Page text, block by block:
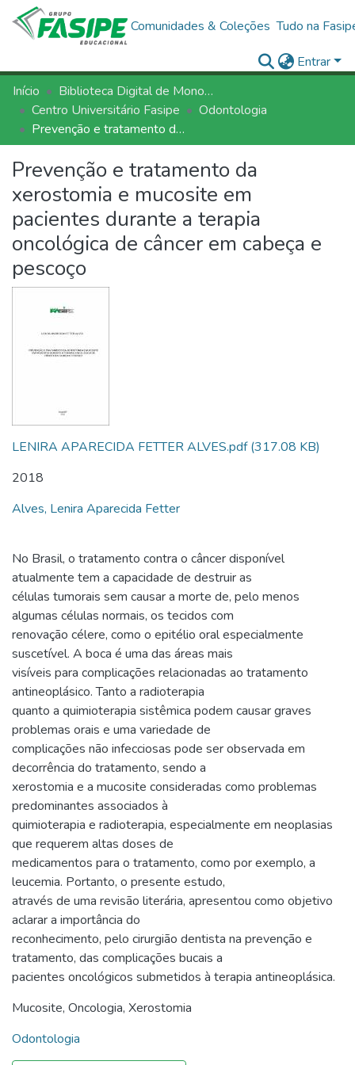
Comunidades & Coleções Tudo na
Entrar
Início
Biblioteca Digital de Monografias - BDM/FASIPE
Centro Universitário Fasipe
Odontologia
Prevenção e tratamento da xerostomia e mucosite em pacientes durante a terapia oncológica de câncer em cabeça e pescoço
Prevenção e tratamento da
xerostomia e mucosite em
pacientes durante a terapia
oncológica de câncer em cabeça e
pescoço
LENIRA APARECIDA FETTER ALVES.pdf(317.08 KB)
2018
Alves, Lenira Aparecida Fetter
No Brasil, o tratamento contra o câncer disponível
atualmente tem a capacidade de destruir as
células tumorais sem causar a morte de, pelo menos
algumas células normais, os tecidos com
renovação célere, como o epitélio oral especialmente
suscetível. A boca é uma das áreas mais
visíveis para complicações relacionadas ao tratamento
antineoplásico. Tanto a radioterapia
quanto a quimioterapia sistêmica podem causar graves
problemas orais e uma variedade de
complicações não infecciosas pode ser observada em
decorrência do tratamento, sendo a
xerostomia e a mucosite consideradas como problemas
predominantes associados à
quimioterapia e radioterapia, especialmente em neoplasias
que requerem altas doses de
medicamentos para o tratamento, como por exemplo, a
leucemia. Portanto, o presente estudo,
através de uma revisão literária, apresentou como objetivo
aclarar a importância do
reconhecimento, pelo cirurgião dentista na prevenção e
tratamento, das complicações bucais a
pacientes oncológicos submetidos à terapia antineoplásica.
Mucosite, Oncologia, Xerostomia
Odontologia